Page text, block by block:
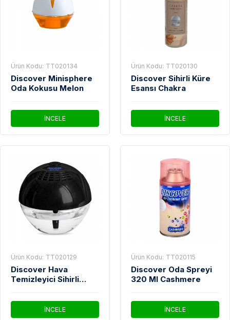
Ürün Kodu: TT020134
Discover Minisphere
Oda Kokusu Melon
İNCELE
Ürün Kodu: TT020130
Discover Sihirli Küre
Esansı Chakra
İNCELE
Ürün Kodu: TT020129
Discover Hava
Temizleyici Sihirli
İNCELE
Ürün Kodu: TT020115
Discover Oda Spreyi
320 Ml Cashmere
İNCELE